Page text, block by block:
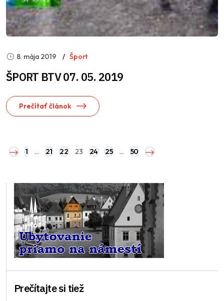
8. mája 2019 Šport
ŠPORT BTV 07. 05. 2019
Prečítať článok
1 … 21 22 23 24 25 … 50
Prečítajte si tiež